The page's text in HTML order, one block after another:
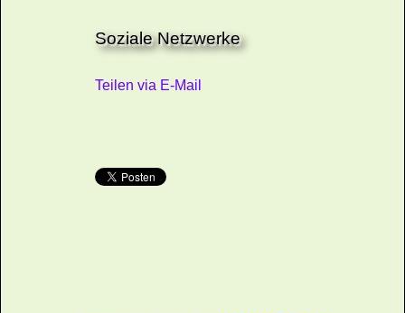
Soziale Netzwerke
Teilen via E-Mail